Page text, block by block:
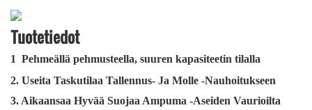
Tuotetiedot
1 Pehmeällä pehmusteella, suuren kapasiteetin tilalla
2. Useita Taskutilaa Tallennus- Ja Molle -nauhoitukseen
3. Aikaansaa Hyvää Suojaa Ampuma -aseiden Vaurioilta